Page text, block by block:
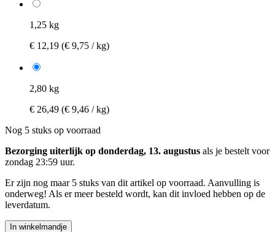
1,25 kg
€ 12,19 (€ 9,75 / kg)
2,80 kg
€ 26,49 (€ 9,46 / kg)
Nog 5 stuks op voorraad
Bezorging uiterlijk op donderdag, 13. augustus als je bestelt voor
zondag 23:59 uur.
Er zijn nog maar 5 stuks van dit artikel op voorraad. Aanvulling is
onderweg! Als er meer besteld wordt, kan dit invloed hebben op de
leverdatum.
In winkelmandje